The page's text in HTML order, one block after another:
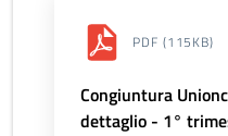
PDF (115KB)
Congiuntura
dettaglio - 1°